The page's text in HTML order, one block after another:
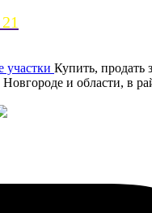
участки Купить, продать
и области, в